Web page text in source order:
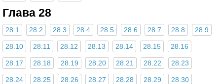
Глава 28
28.1 28.2 28.3 28.4 28.5 28.6 28.7 28.8 28.9
28.10 28.11 28.12 28.13 28.14 28.15 28.16
28.17 28.18 28.19 28.20 28.21 28.22 28.23
28.24 28.25 28.26 28.27 28.28 28.29 28.30